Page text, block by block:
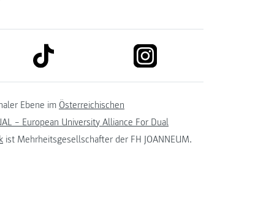
link to tiktok link to instagram
Ebene im Österreichischen
– European University Alliance For Dual
ist Mehrheitsgesellschafter der FH JOANNEUM.